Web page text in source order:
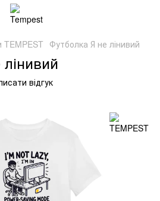
TEMPEST Футболка Я не лінивий
відгук